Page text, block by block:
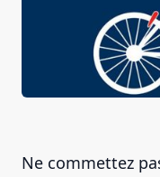
Ne commettez